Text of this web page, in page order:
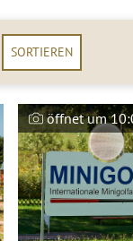
SORTIEREN
öffnet um